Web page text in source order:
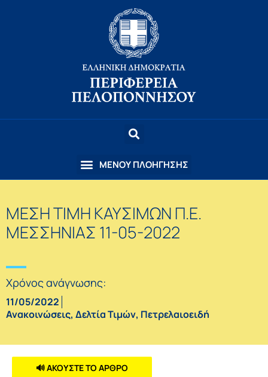
ΜΕΣΗ ΤΙΜΗ ΚΑΥΣΙΜΩΝ Π.Ε.
ΜΕΣΣΗΝΙΑΣ 11-05-2022
Χρόνος ανάγνωσης:
11/05/2022
Ανακοινώσεις, Δελτία Τιμών, Πετρελαιοειδή
🔊 ΑΚΟΥΣΤΕ ΤΟ ΑΡΘΡΟ